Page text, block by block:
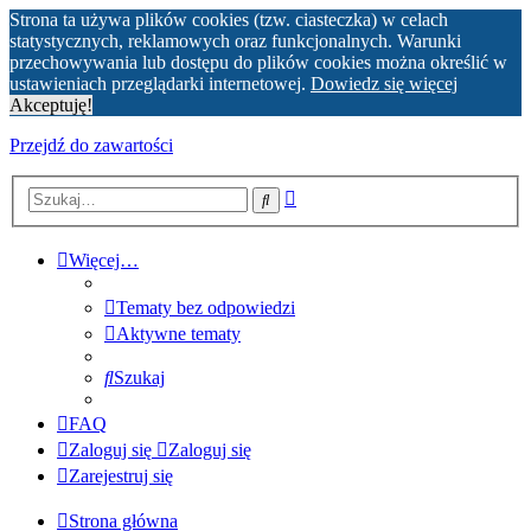
Strona ta używa plików cookies (tzw. ciasteczka) w celach
statystycznych, reklamowych oraz funkcjonalnych. Warunki
przechowywania lub dostępu do plików cookies można określić w
ustawieniach przeglądarki internetowej. Dowiedz się więcej
Akceptuję!
Przejdź do zawartości
Szukaj
Więcej…
Tematy bez odpowiedzi
Aktywne tematy
Szukaj
FAQ
Zaloguj się
Zaloguj się
Zarejestruj się
Strona główna